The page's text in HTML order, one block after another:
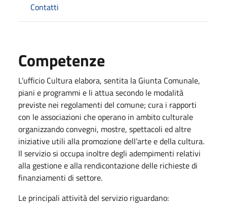
Contatti
Competenze
L’ufficio Cultura elabora, sentita la Giunta Comunale,
piani e programmi e li attua secondo le modalità
previste nei regolamenti del comune; cura i rapporti
con le associazioni che operano in ambito culturale
organizzando convegni, mostre, spettacoli ed altre
iniziative utili alla promozione dell’arte e della cultura.
Il servizio si occupa inoltre degli adempimenti relativi
alla gestione e alla rendicontazione delle richieste di
finanziamenti di settore.
Le principali attività del servizio riguardano: